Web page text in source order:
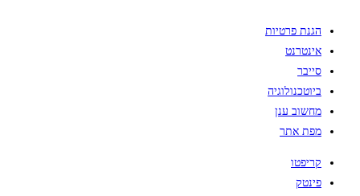
הגנת פרטיות
אינטרנט
סייבר
ביוטכנולוגיה
מחשוב ענן
מפת אתר
קריפטו
פינטק